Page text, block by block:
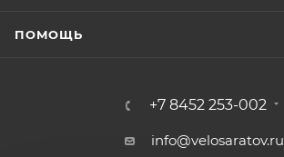
ПОМОЩЬ
+7 8452 253-002
info@velosaratov.ru